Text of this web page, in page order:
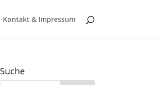
Kontakt & Impressum
Suche